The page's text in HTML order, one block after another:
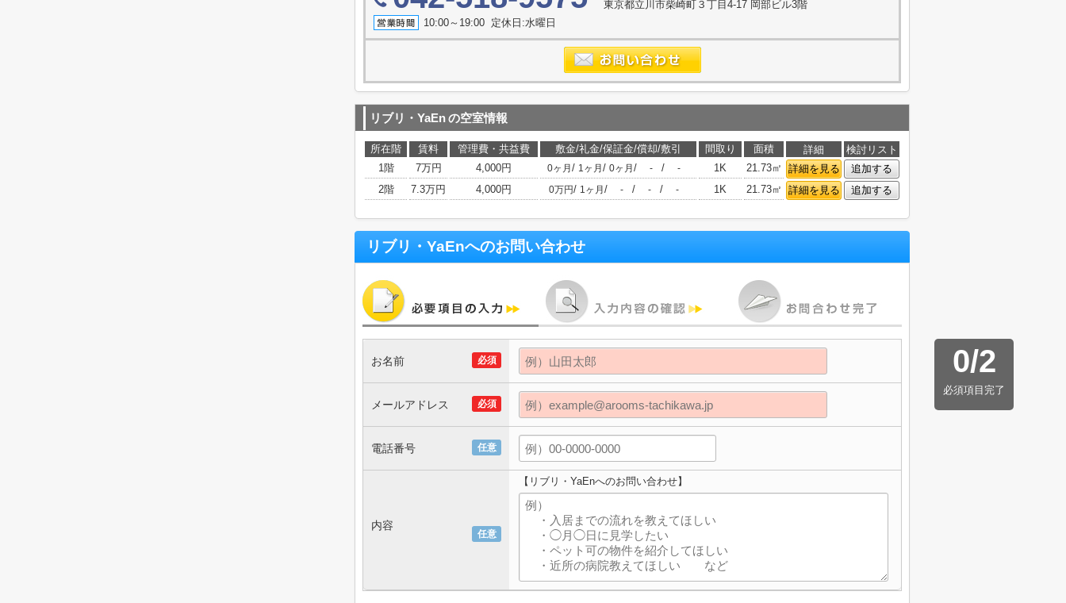
東京都立川市柴崎町３丁目4-17 岡部ビル3階
10:00～19:00 定休日:水曜日
リブリ・YaEnの空室情報
所在階 賃料 管理費・共益費 敷金/礼金/保証金/償却/敷引 間取り 面積 詳細
検討リスト
1階
7万円 4,000円 0ヶ月 / 1ヶ月 / 0ヶ月 / - / - 1K 21.73㎡ 詳細を見る
追加する
2階
7.3万円 4,000円 0万円/ 1ヶ月 / - / - / - 1K 21.73㎡ 詳細を見る 追加する
リブリ・YaEnへのお問い合わせ
0/2
必須項目完了
必須
お名前
必須
メールアドレス
任意
電話番号
任意
内容
【リブリ・YaEnへのお問い合わせ】